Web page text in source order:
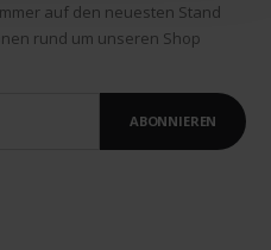
auf den neuesten Stand
rund um unseren Shop
ABONNIEREN